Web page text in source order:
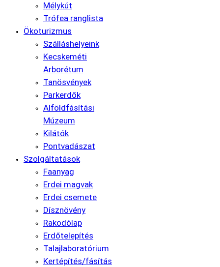
Mélykút
Trófea ranglista
Ökoturizmus
Szálláshelyeink
Kecskeméti
Arborétum
Tanösvények
Parkerdők
Alföldfásítási
Múzeum
Kilátók
Pontvadászat
Szolgáltatások
Faanyag
Erdei magvak
Erdei csemete
Dísznövény
Rakodólap
Erdőtelepítés
Talajlaboratórium
Kertépítés/fásítás